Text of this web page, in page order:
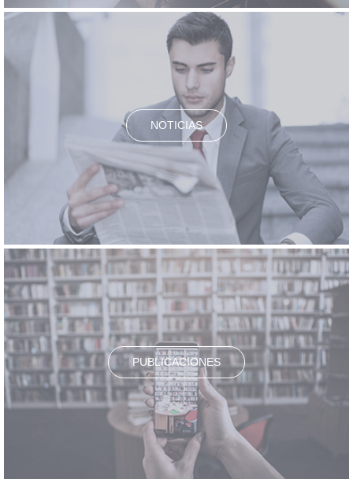
NOTICIAS
PUBLICACIONES